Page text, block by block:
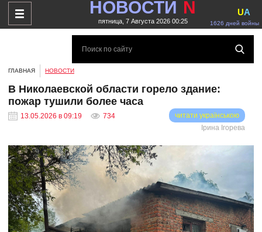
НОВОСТИ N
пятница, 7 Августа 2026 00:25 1626 дней войны
UA
ГЛАВНАЯ НОВОСТИ
В Николаевской области горело здание:
пожар тушили более часа
13.05.2026 в 09:19 734
читати українською
Ірина Ігорева